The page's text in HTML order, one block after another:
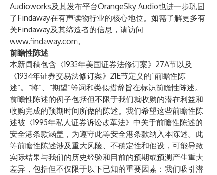
Audioworks及其发布平台OrangeSky Audio也进一步巩固
了Findaway在有声读物行业的核心地位。如需了解更多有
关Findaway及其缔造者的信息，请访问
www.findaway.com。
前瞻性陈述
本新闻稿包含《1933年美国证券法修订案》27A节以及
《1934年证券交易法修订案》21E节定义的“前瞻性陈
述”。“将”、“期望”等词和类似措辞旨在标识前瞻性陈述。
前瞻性陈述的例子包括但不限于我们就收购的潜在利益和
收购完成的预期时间所做的陈述。我们希望这些前瞻性陈
述被《1995年私人证券诉讼改革法》中关于前瞻性陈述的
安全港条款涵盖，为遵守此等安全港条款纳入本陈述。此
等前瞻性陈述涉及重大风险、不确定性和假设，可能导致
实际结果与我们的历史经验和目前的预期或预测产生重大
差异，包括但不仅限于以下已知的重要因素：我们吸引潜